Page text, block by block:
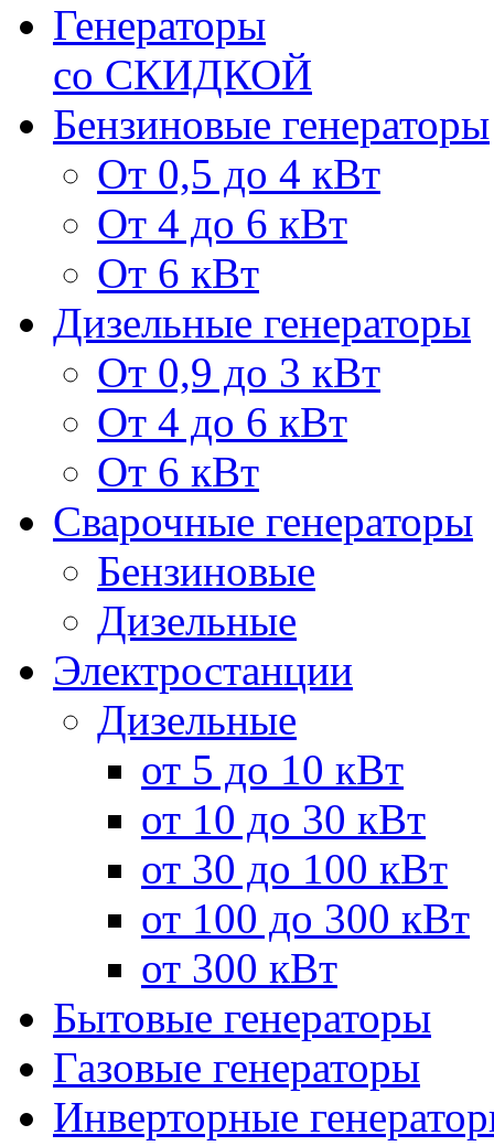
Генераторы
со СКИДКОЙ
Бензиновые генераторы
От 0,5 до 4 кВт
От 4 до 6 кВт
От 6 кВт
Дизельные генераторы
От 0,9 до 3 кВт
От 4 до 6 кВт
От 6 кВт
Сварочные генераторы
Бензиновые
Дизельные
Электростанции
Дизельные
от 5 до 10 кВт
от 10 до 30 кВт
от 30 до 100 кВт
от 100 до 300 кВт
от 300 кВт
Бытовые генераторы
Газовые генераторы
Инверторные